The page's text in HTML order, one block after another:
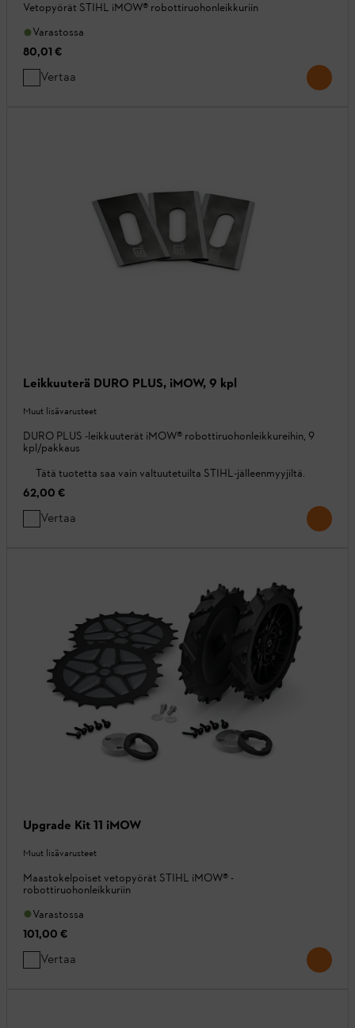
Vetopyörät STIHL iMOW® robottiruohonleikkuriin
Varastossa
80,01 €
Vertaa
Leikkuuterä DURO PLUS, iMOW, 9 kpl
Muut lisävarusteet
DURO PLUS -leikkuuterät iMOW® robottiruohonleikkureihin, 9
kpl/pakkaus
Tätä tuotetta saa vain valtuutetuilta STIHL-jälleenmyyjiltä.
62,00 €
Vertaa
Upgrade Kit 11 iMOW
Muut lisävarusteet
Maastokelpoiset vetopyörät STIHL iMOW® -
robottiruohonleikkuriin
Varastossa
101,00 €
Vertaa